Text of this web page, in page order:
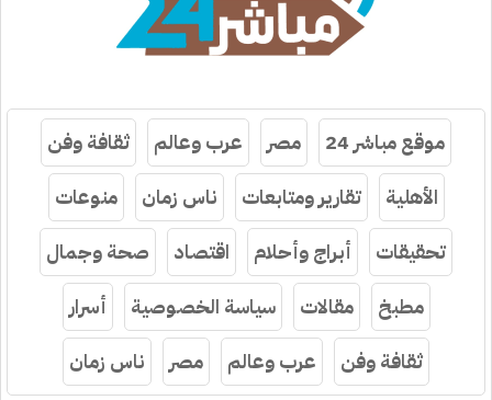
موقع مباشر 24 مصر عرب وعالم
ثقافة وفن
الأهلية
تقارير ومتابعات ناس زمان
منوعات
تحقيقات
أبراج وأحلام اقتصاد
صحة وجمال
مطبخ
مقالات سياسة الخصوصية
أسرار
ثقافة وفن
عرب وعالم مصر ناس زمان